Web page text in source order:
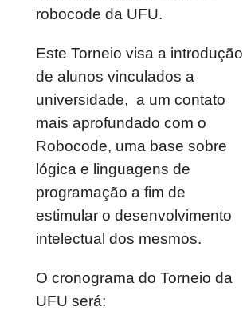
robocode da UFU.
Este Torneio visa a introdução
de alunos vinculados a
universidade, a um contato
mais aprofundado com o
Robocode, uma base sobre
lógica e linguagens de
programação a fim de
estimular o desenvolvimento
intelectual dos mesmos.
O cronograma do Torneio da
UFU será: